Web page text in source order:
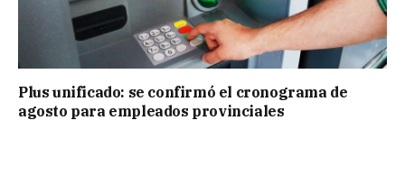
Plus unificado: se confirmó el cronograma de
agosto para empleados provinciales